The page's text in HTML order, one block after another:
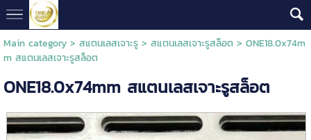
Main category> สแตนเลสเจาะรู> สแตนเลสเจาะรูสล็อต > ONE18.0x74m
m สแตนเลสเจาะรูสล็อต
ONE18.0x74mm สแตนเลสเจาะรูสล็อต